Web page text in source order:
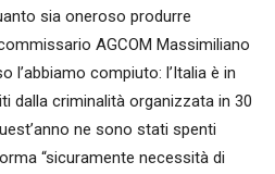
sia oneroso produrre
AGCOM Massimiliano
l’abbiamo compiuto: l’Italia è in
dalla criminalità organizzata in 30
ne sono stati spenti
“sicuramente necessità di